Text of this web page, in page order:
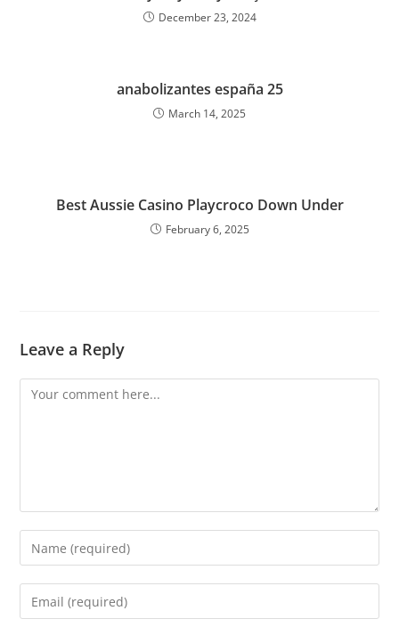
December 23, 2024
anabolizantes españa 25
March 14, 2025
Best Aussie Casino Playcroco Down Under
February 6, 2025
Leave a Reply